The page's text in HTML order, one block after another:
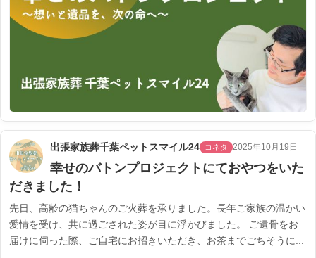
出張家族葬千葉ペットスマイル24 コネタ 2025年10月19日
幸せのバトンプロジェクトにておやつをいた
だきました！
先日、高齢の猫ちゃんのご火葬を承りました。長年ご家族の温かい
愛情を受け、共に過ごされた姿が目に浮かびました。 ご遺骨をお
届けに伺った際、ご自宅にお招きいただき、お茶までごちそうに...